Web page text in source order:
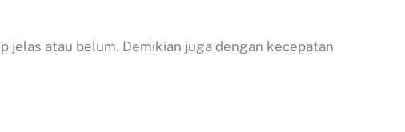
jelas atau belum. Demikian juga dengan kecepatan